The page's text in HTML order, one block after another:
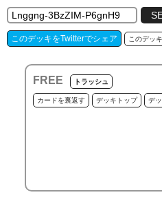
このデッキをTwitterでシェア このデッ
FREE トラッシュ
カードを裏返す デッキトップ デ